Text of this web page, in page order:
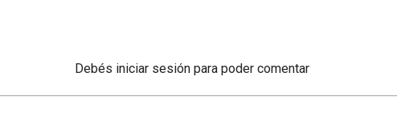
Debés iniciar sesión para poder comentar